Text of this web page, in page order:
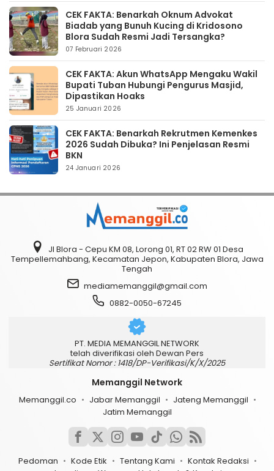
CEK FAKTA: Benarkah Oknum Advokat
Biadab yang Bunuh Kucing di Kridosono
Blora Sudah Resmi Jadi Tersangka?
07 Februari 2026
CEK FAKTA: Akun WhatsApp Mengaku Wakil
Bupati Tuban Hubungi Pengurus Masjid,
Dipastikan Hoaks
25 Januari 2026
CEK FAKTA: Benarkah Rekrutmen Kemenkes
2026 Sudah Dibuka? Ini Penjelasan Resmi
BKN
24 Januari 2026
Jl Blora - Cepu KM 08, Lorong 01, RT 02 RW 01 Desa
Tempellemahbang, Kecamatan Jepon, Kabupaten Blora, Jawa
Tengah
mediamemanggil@gmail.com
0882-0050-67245
PT. MEDIA MEMANGGIL NETWORK
telah diverifikasi oleh Dewan Pers
Sertifikat Nomor : 1418/DP-Verifikasi/K/X/2025
Memanggil Network
Memanggil.co Jabar Memanggil
Jateng Memanggil
Jatim Memanggil
Pedoman Kode Etik Tentang Kami
Kontak Redaksi